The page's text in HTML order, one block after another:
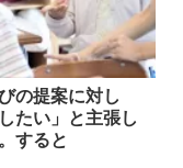
の提案に対し
したい」と主張し
すると